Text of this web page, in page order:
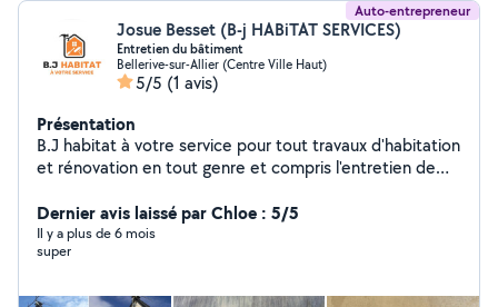
Auto-entrepreneur
Josue Besset (B-j HABiTAT SERVICES)
Entretien du bâtiment
Bellerive-sur-Allier (Centre Ville Haut)
5/5 (1 avis)
Présentation
B.J habitat à votre service pour tout travaux d'habitation
et rénovation en tout genre et compris l'entretien de
Dernier avis laissé par Chloe : 5/5
Il y a plus de 6 mois
super